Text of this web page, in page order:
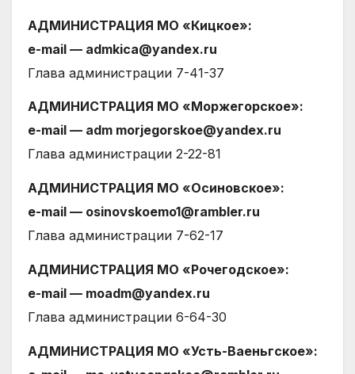
АДМИНИСТРАЦИЯ МО «Кицкое»:
е-mail — admkica@yandex.ru
Глава администрации 7-41-37
АДМИНИСТРАЦИЯ МО «Моржегорское»:
е-mail — adm morjegorskoe@yandex.ru
Глава администрации 2-22-81
АДМИНИСТРАЦИЯ МО «Осиновское»:
е-mail — osinovskoemo1@rambler.ru
Глава администрации 7-62-17
АДМИНИСТРАЦИЯ МО «Рочегодское»:
е-mail — moadm@yandex.ru
Глава администрации 6-64-30
АДМИНИСТРАЦИЯ МО «Усть-Ваеньгское»: